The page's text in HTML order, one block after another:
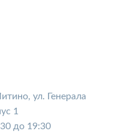
ул. Генерала
1
до 19:30